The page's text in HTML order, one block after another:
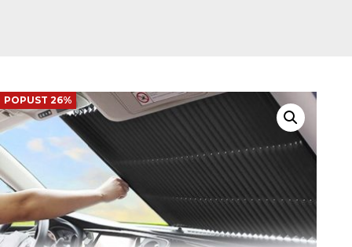
POPUST 26%